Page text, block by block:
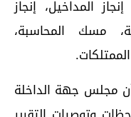
إنجاز المداخيل، إنجاز
مسك المحاسبة،
مجلس جهة الداخلة